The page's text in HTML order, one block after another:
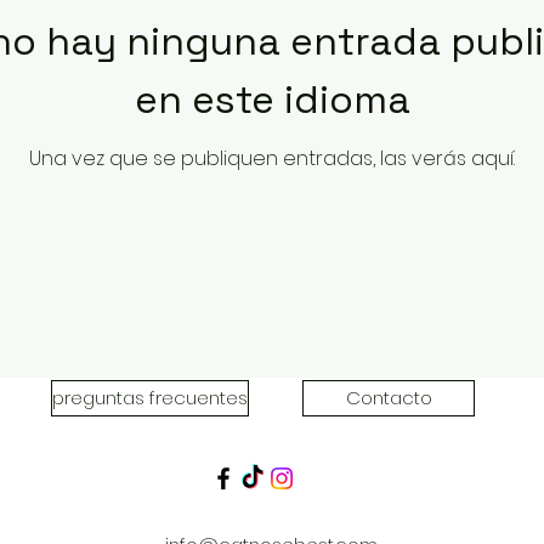
hay ninguna entrada
en este idioma
Una vez que se publiquen entradas, las verás aquí.
preguntas frecuentes Contacto